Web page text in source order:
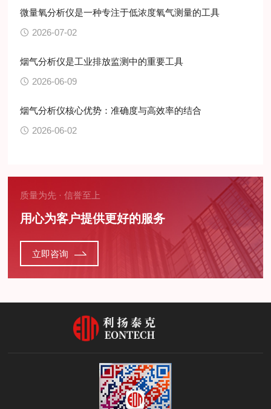
微量氧分析仪是一种专注于低浓度氧气测量的工具
2026-07-02
烟气分析仪是工业排放监测中的重要工具
2026-06-09
烟气分析仪核心优势：准确度与高效率的结合
2026-06-02
质量为先 · 信誉至上
用心为客户提供更好的服务
立即咨询